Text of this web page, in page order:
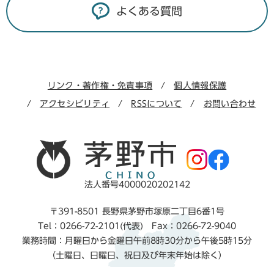
よくある質問
リンク・著作権・免責事項 個人情報保護
アクセシビリティ RSSについて お問い合わせ
法人番号4000020202142
〒391-8501 長野県茅野市塚原二丁目6番1号
Tel：0266-72-2101(代表) Fax：0266-72-9040
業務時間：月曜日から金曜日午前8時30分から午後5時15分
（土曜日、日曜日、祝日及び年末年始は除く）